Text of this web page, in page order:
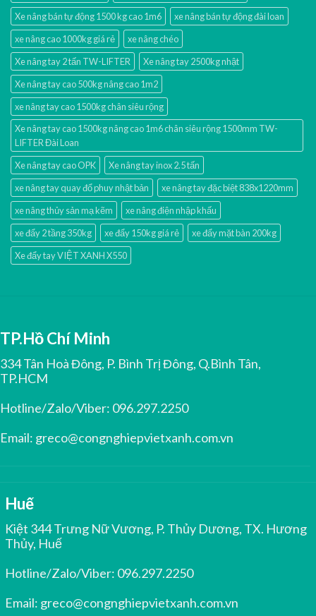
Xe nâng bán tự động 1500 kg cao 1m6
xe nâng bán tự động đài loan
xe nâng cao 1000kg giá rẻ
xe nâng chéo
Xe nâng tay 2 tấn TW-LIFTER
Xe nâng tay 2500kg nhật
Xe nâng tay cao 500kg nâng cao 1m2
xe nâng tay cao 1500kg chân siêu rộng
Xe nâng tay cao 1500kg nâng cao 1m6 chân siêu rộng 1500mm TW-
LIFTER Đài Loan
Xe nâng tay cao OPK
Xe nâng tay inox 2.5 tấn
xe nâng tay quay đổ phuy nhật bản
xe nâng tay đặc biệt 838x1220mm
xe nâng thủy sản mạ kẽm
xe nâng điện nhập khấu
xe đẩy 2 tầng 350kg
xe đẩy 150kg giá rẻ
xe đẩy mặt bàn 200kg
Xe đẩy tay VIỆT XANH X550
TP.Hồ Chí Minh
334 Tân Hoà Đông, P. Bình Trị Đông, Q.Bình Tân,
TP.HCM
Hotline/Zalo/Viber: 096.297.2250
Email: greco@congnghiepvietxanh.com.vn
Huế
Kiệt 344 Trưng Nữ Vương, P. Thủy Dương, TX. Hương
Thủy, Huế
Hotline/Zalo/Viber: 096.297.2250
Email: greco@congnghiepvietxanh.com.vn